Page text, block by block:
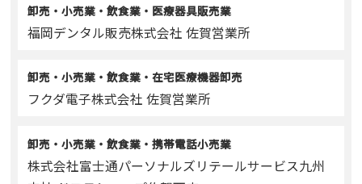
卸売・小売業・飲食業・医療器具販売業
福岡デンタル販売株式会社 佐賀営業所
卸売・小売業・飲食業・在宅医療機器卸売
フクダ電子株式会社 佐賀営業所
卸売・小売業・飲食業・携帯電話小売業
株式会社富士通パーソナルズリテールサービス九州